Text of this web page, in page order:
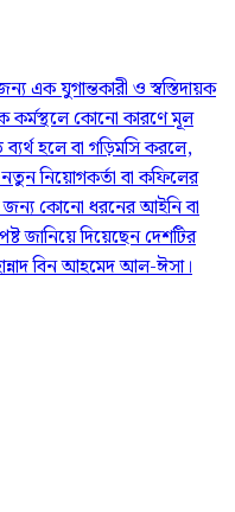
এক যুগান্তকারী ও স্বস্তিদায়ক
কর্মস্থলে কোনো কারণে মূল
হলে বা গড়িমসি করলে,
নিয়োগকর্তা বা কফিলের
কোনো ধরনের আইনি বা
জানিয়ে দিয়েছেন দেশটির
বিন আহমেদ আল-ঈসা।